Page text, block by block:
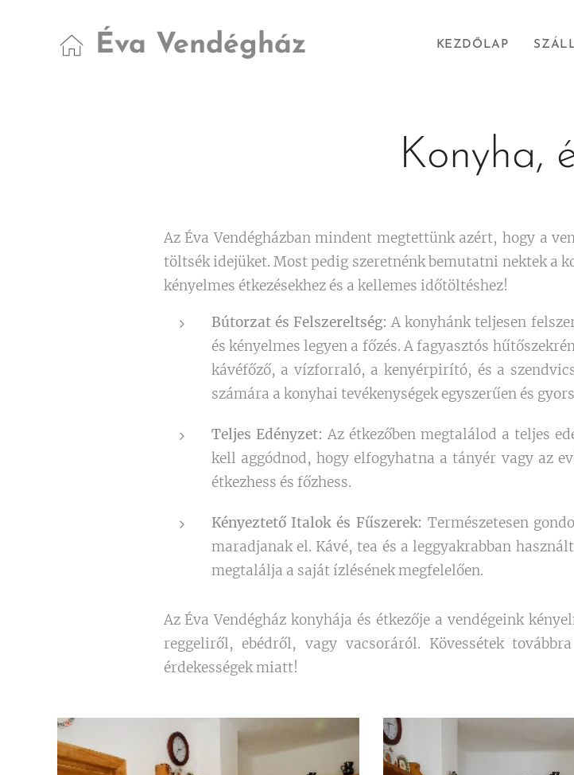
Éva Vendégház KEZDŐLAP
Konyha,
Az Éva Vendégházban mindent megtettünk azért, hogy a
töltsék idejüket. Most pedig szeretnénk bemutatni nektek a
kényelmes étkezésekhez és a kellemes időtöltéshez!
Bútorzat és Felszereltség: A konyhánk teljesen
és kényelmes legyen a főzés. A fagyasztós
kávéfőző, a vízforraló, a kenyérpirító, és a
számára a konyhai tevékenységek egyszerűen és
Teljes Edényzet: Az étkezőben megtalálod a teljes
kell aggódnod, hogy elfogyhatna a tányér vagy az
étkezhess és főzhess.
Kényeztető Italok és Fűszerek: Természetesen
maradjanak el. Kávé, tea és a leggyakrabban
megtalálja a saját ízlésének megfelelően.
Az Éva Vendégház konyhája és étkezője a vendégeink
reggeliről, ebédről, vagy vacsoráról. Kövessétek
érdekességek miatt!